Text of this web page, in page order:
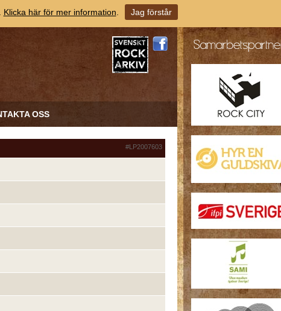
OSS
#LP2007603
Klicka här för mer information Jag förstår